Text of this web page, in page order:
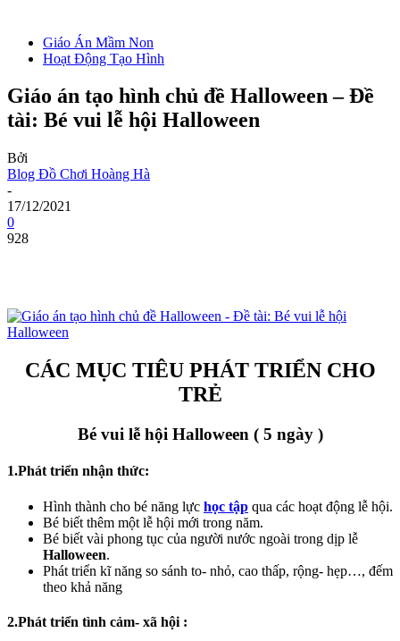
Giáo Án Mầm Non
Hoạt Động Tạo Hình
Giáo án tạo hình chủ đề Halloween – Đề
tài: Bé vui lễ hội Halloween
Bởi
Blog Đồ Chơi Hoàng Hà
-
17/12/2021
0
928
CÁC MỤC TIÊU PHÁT TRIỂN CHO
TRẺ
Bé vui lễ hội Halloween ( 5 ngày )
1.Phát triển nhận thức:
Hình thành cho bé năng lực học tập qua các hoạt động lễ hội.
Bé biết thêm một lễ hội mới trong năm.
Bé biết vài phong tục của người nước ngoài trong dịp lễ
Halloween.
Phát triển kĩ năng so sánh to- nhỏ, cao thấp, rộng- hẹp…, đếm
theo khả năng
2.Phát triển tình cảm- xã hội :